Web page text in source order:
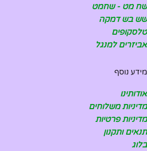
שח מט - שחמט
שש בש דמקה
טלסקופים
אביזרים למנגל
מידע נוסף
אודותינו
מדיניות משלוחים
מדיניות פרטיות
תנאים ותקנון
בלוג